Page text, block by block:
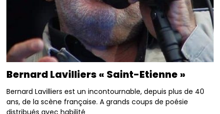
Bernard Lavilliers « Saint-Etienne »
Bernard Lavilliers est un incontournable, depuis plus de 40
ans, de la scène française. A grands coups de poésie
distribués avec habilité